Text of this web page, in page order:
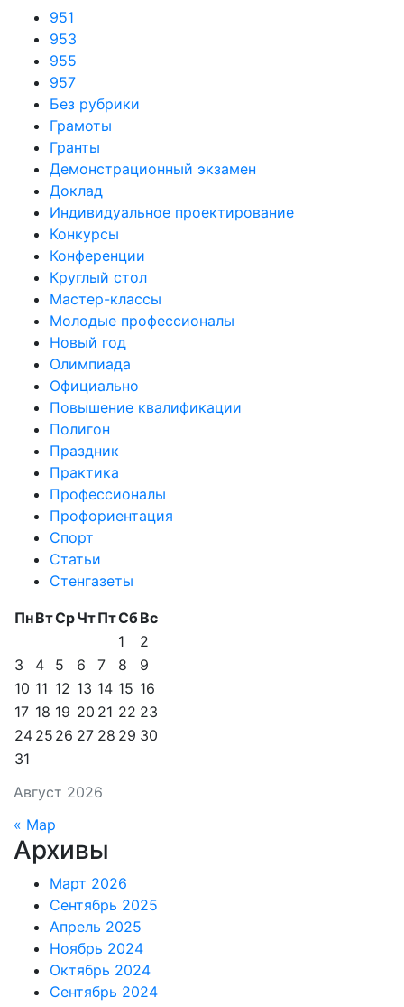
951
953
955
957
Без рубрики
Грамоты
Гранты
Демонстрационный экзамен
Доклад
Индивидуальное проектирование
Конкурсы
Конференции
Круглый стол
Мастер-классы
Молодые профессионалы
Новый год
Олимпиада
Официально
Повышение квалификации
Полигон
Праздник
Практика
Профессионалы
Профориентация
Спорт
Статьи
Стенгазеты
Август 2026
ПнВтСрЧтПтСбВс
1
2
3
4 5 6 7 8
9
10 11 12 13 14 15 16
17 18 19 20 21 22 23
24 25 26 27 28 29 30
31
« Мар
Архивы
Март 2026
Сентябрь 2025
Апрель 2025
Ноябрь 2024
Октябрь 2024
Сентябрь 2024